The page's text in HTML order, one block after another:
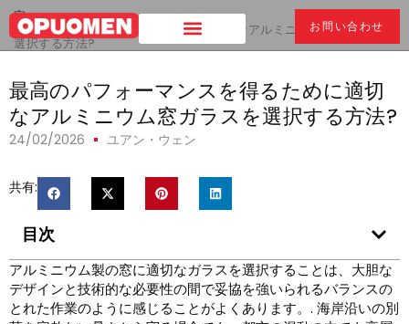
お問い合わせ
家 >
最高のパフォーマンスを得るために適切なアルミニウム窓ガラスを
選択する方法?
最高のパフォーマンスを得るために適切
なアルミニウム窓ガラスを選択する方法?
24/02/2026 ユアン・ウェン
共有:
目次
アルミニウム製の窓に適切なガラスを選択することは、大胆な
デザインと技術的な必要性の間で妥協を強いられるバランスの
とれた作業のように感じることがよくあります。. 海岸沿いの別